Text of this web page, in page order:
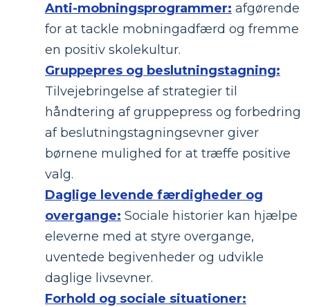
Anti-mobningsprogrammer: afgørende
for at tackle mobningadfærd og fremme
en positiv skolekultur.
Gruppepres og beslutningstagning:
Tilvejebringelse af strategier til
håndtering af gruppepress og forbedring
af beslutningstagningsevner giver
børnene mulighed for at træffe positive
valg.
Daglige levende færdigheder og
overgange: Sociale historier kan hjælpe
eleverne med at styre overgange,
uventede begivenheder og udvikle
daglige livsevner.
Forhold og sociale situationer: